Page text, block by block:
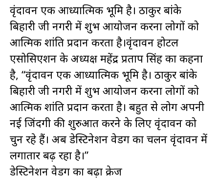
वृंदावन एक आध्यात्मिक भूमि है। ठाकुर बांके
बिहारी जी नगरी में शुभ आयोजन करना लोगों को
आत्मिक शांति प्रदान करता है।वृंदावन होटल
एसोसिएशन के अध्यक्ष महेंद्र प्रताप सिंह का कहना
है, “वृंदावन एक आध्यात्मिक भूमि है। ठाकुर बांके
बिहारी जी नगरी में शुभ आयोजन करना लोगों को
आत्मिक शांति प्रदान करता है। बहुत से लोग अपनी
नई जिंदगी की शुरुआत करने के लिए वृंदावन को
चुन रहे हैं। अब डेस्टिनेशन वेडिंग का चलन वृंदावन में
लगातार बढ़ रहा है।”
डेस्टिनेशन वेडिंग का बढ़ा क्रेज